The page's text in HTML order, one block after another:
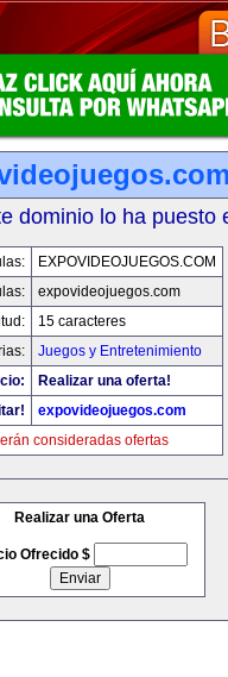
dominio lo ha puesto
EXPOVIDEOJUEGOS.COM
expovideojuegos.com
15 caracteres
Juegos y Entretenimiento
Realizar una oferta!
expovideojuegos.com
consideradas ofertas
Realizar una Oferta
Ofrecido $